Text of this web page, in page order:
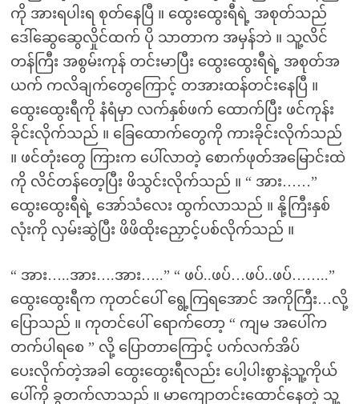
ကို အားရပါးရ စုတ်နေပြီ ။ ထွေးထွေးရီရဲ့ အစုတ်သည်
ဒေါ်ဆွေဆွေလှိုင်ထက် ပို သာတာက အမှန်ဘဲ ။ သူ့လိင်
တန်ကြီး အစွမ်းကုန် တင်းမာပြီး ထွေးထွေးရီရဲ့ အစုတ်အ
ယက် ကလိချက်တွေကြောင့် တအားထန်တင်းနေပြီ ။
ထွေးထွေးရီကို နံရံမှာ လက်နှစ်ဖက် ထောက်ပြီး ဖင်ကုန်း
ခိုင်းလိုက်သည် ။ ခြေထောက်တွေကို ကားခိုင်းလိုက်သည်
။ ဖင်တုံးတွေ ကြားက ပေါ်လာတဲ့ စောက်ဖုတ်အမြောင်းထဲ
ကို လိင်တန်တေ့ပြီး ဖိသွင်းလိုက်သည် ။ “ အား……”
ထွေးထွေးရီရဲ့ အော်သံလေး ထွက်လာသည် ။ နို့ကြီးနှစ်
လုံးကို လှမ်းဆွဲပြီး ဖိဖိထိုးညှောင့်ပစ်လိုက်သည် ။
“ အား…..အား….အား…..” “ ဖပ်..ဖပ်…ဖပ်..ဖပ်……..”
ထွေးထွေးရီက ကုတင်ပေါ် ရွေ့ကြရအောင် အကိုကြီး…လို့
ပြောသည် ။ ကုတင်ပေါ် ရောက်တော့ “ ကျမ အပေါ်က
တက်ပါရစေ ” လို့ ပြောတာကြောင့် ပက်လက်အိပ်
ပေးလိုက်တဲ့အခါ ထွေးထွေးရီလည်း ပေါ့ပါးစွာနဲ့သူ့ကိုယ်
ပေါ်ကို ခွတက်လာသည် ။ မာကျောတင်းထောင်နေတဲ့ သူ့